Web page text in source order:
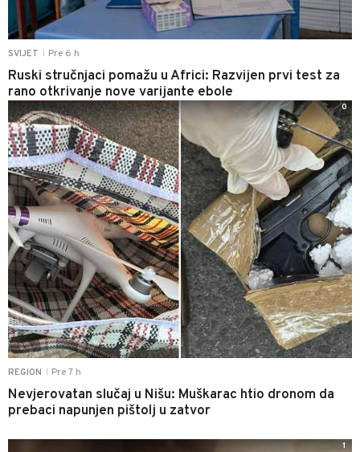
SVIJET Pre 6 h
Ruski stručnjaci pomažu u Africi: Razvijen prvi test za
rano otkrivanje nove varijante ebole
REGION Pre 7 h
Nevjerovatan slučaj u Nišu: Muškarac htio dronom da
prebaci napunjen pištolj u zatvor
0
1